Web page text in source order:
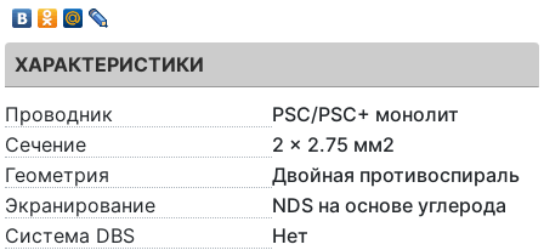
ХАРАКТЕРИСТИКИ
Проводник
PSC/PSC+ монолит
Сечение
2 x 2.75 мм2
Геометрия
Двойная противоспираль
Экранирование
NDS на основе углерода
Система DBS
Нет